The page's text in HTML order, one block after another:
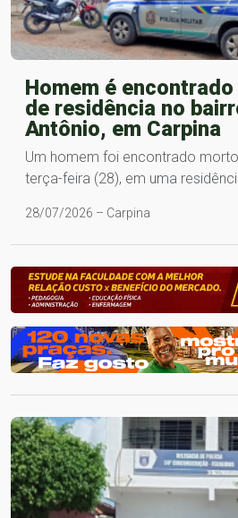
Homem é
de residência no
Antônio, em Carpina
Um homem foi encontrado
terça-feira (28), em uma
28/07/2026 – Carpina